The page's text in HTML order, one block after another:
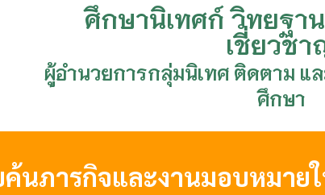
ศึกษานิเทศก์ วิทยฐา
เชี่ยวช
ผู้อำนวยการกลุ่มนิเทศ ติดตาม แ
ศึกษา
นภารกิจและงานมอบหมาย